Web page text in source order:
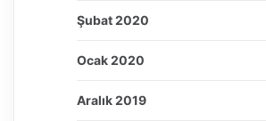
Şubat 2020
Ocak 2020
Aralık 2019